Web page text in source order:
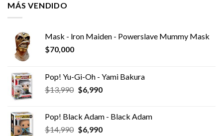
MÁS VENDIDO
Mask - lron Maiden - Powerslave Mummy Mask
$70,000
Pop! Yu-Gi-Oh - Yami Bakura
$13,990 El
era:
$13,990.
$6,990El
es:
$6,990.
Pop! Black Adam - Black Adam
$14,990 El
$6,990El